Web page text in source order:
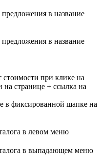
предложения в название
предложения в название
при клике на
на странице + ссылка на
в фиксированной шапке на
в левом меню
в выпадающем меню